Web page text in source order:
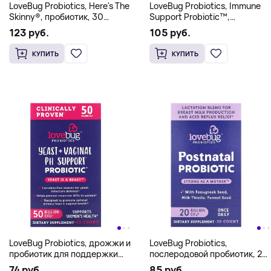
LoveBug Probiotics, Here's The
Skinny®, пробиотик, 30
таблеток
123 руб.
КУПИТЬ
LoveBug Probiotics, Immune
Support Probiotic™,
пробиотик для ежедневного
приема, 40 млрд КОЕ, 30
капсул
105 руб.
КУПИТЬ
LoveBug Probiotics, дрожжи и
пробиотик для поддержки
уровня pH влагалища, 50
LoveBug Probiotics,
послеродовой пробиотик, 20
млрд КОЕ, 30 капсул